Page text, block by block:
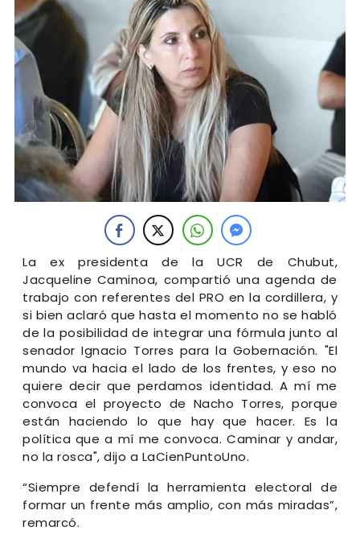
La ex presidenta de la UCR de Chubut,
Jacqueline Caminoa, compartió una agenda de
trabajo con referentes del PRO en la cordillera, y
si bien aclaró que hasta el momento no se habló
de la posibilidad de integrar una fórmula junto al
senador Ignacio Torres para la Gobernación. "El
mundo va hacia el lado de los frentes, y eso no
quiere decir que perdamos identidad. A mí me
convoca el proyecto de Nacho Torres, porque
están haciendo lo que hay que hacer. Es la
política que a mí me convoca. Caminar y andar,
no la rosca", dijo a LaCienPuntoUno.
“Siempre defendí la herramienta electoral de
formar un frente más amplio, con más miradas”,
remarcó.